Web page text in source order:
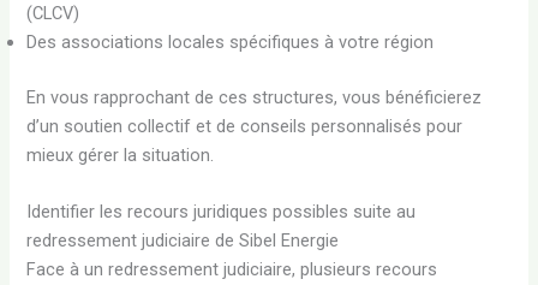
(CLCV)
Des associations locales spécifiques à votre région
En vous rapprochant de ces structures, vous bénéficierez
d’un soutien collectif et de conseils personnalisés pour
mieux gérer la situation.
Identifier les recours juridiques possibles suite au
redressement judiciaire de Sibel Energie
Face à un redressement judiciaire, plusieurs recours